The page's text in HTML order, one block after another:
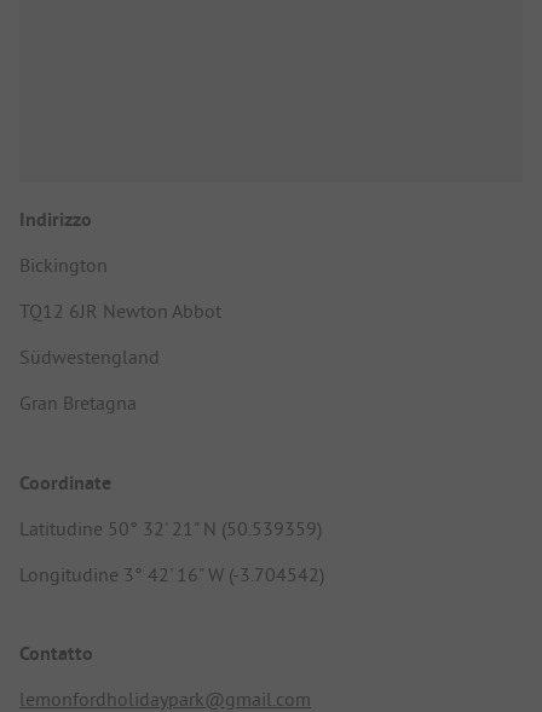
Indirizzo
Bickington
TQ12 6JR Newton Abbot
Südwestengland
Gran Bretagna
Coordinate
Latitudine 50° 32' 21" N (50.539359)
Longitudine 3° 42' 16" W (-3.704542)
Contatto
lemonfordholidaypark@gmail.com